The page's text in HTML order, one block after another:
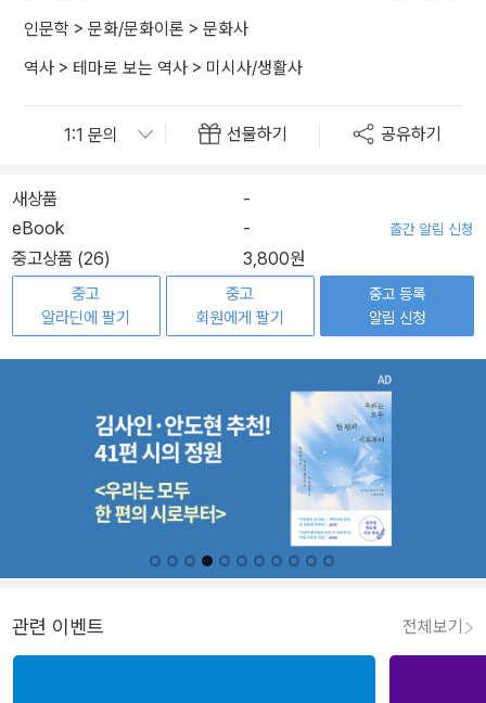
인문학 > 문화/문화이론 > 문화사
역사 > 테마로 보는 역사 > 미시사/생활사
선물하기 공유하기
새상품
-
eBook
- 출간 알림 신청
중고상품 (26) 3,800원
중고
알라딘에 팔기
중고
회원에게 팔기
중고 등록
알림 신청
관련 이벤트 전체보기